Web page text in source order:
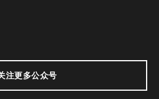
注更多公众号